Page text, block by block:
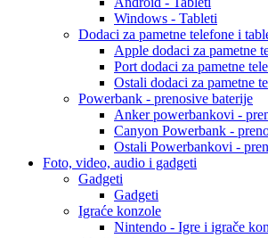
Windows - Tableti
Dodaci za pametne telefone i
Apple dodaci za pametne
Port dodaci za pametne
Ostali dodaci za pametne
Powerbank - prenosive baterije
Anker powerbankovi -
Canyon Powerbank -
Ostali Powerbankovi -
Foto, video, audio i gadgeti
Gadgeti
Gadgeti
Igraće konzole
Nintendo - Igre i igrače